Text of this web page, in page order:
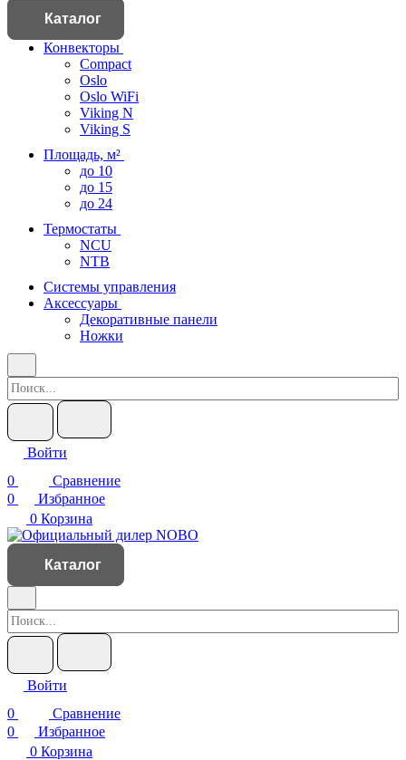
Каталог
Конвекторы
Compact
Oslo
Oslo WiFi
Viking N
Viking S
Площадь, м²
до 10
до 15
до 24
Термостаты
NCU
NTB
Системы управления
Аксессуары
Декоративные панели
Ножки
Войти
0
Сравнение
0
Избранное
0 Корзина
Каталог
Войти
0
Сравнение
0
Избранное
0 Корзина